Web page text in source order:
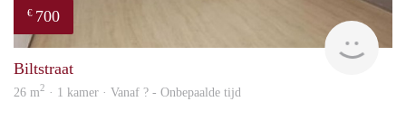
€ 700
Biltstraat
26 m2 · 1 kamer · Vanaf ? - Onbepaalde tijd